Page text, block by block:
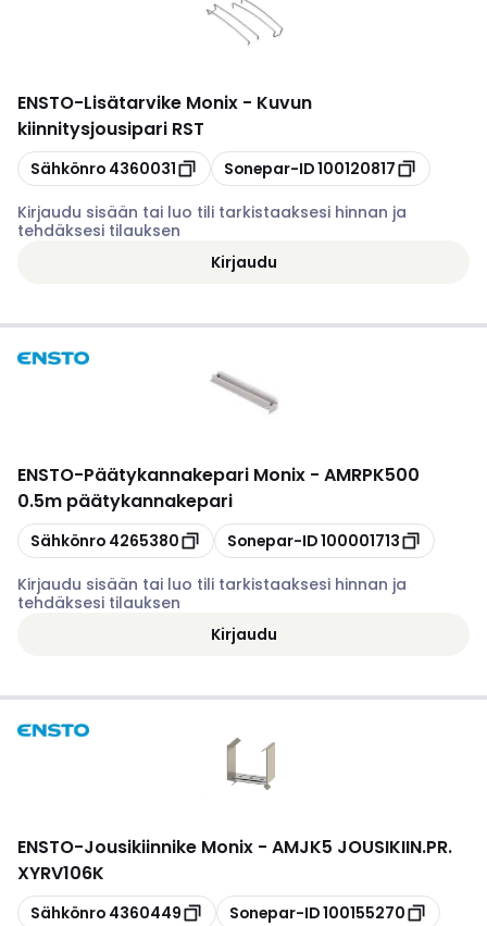
ENSTO-Lisätarvike Monix - Kuvun
kiinnitysjousipari RST
Kopioi
Sähkönro 4360031 Kopioi
Sonepar-ID100120817
Kirjaudu sisään tai luo tili tarkistaaksesi hinnan ja
tehdäksesi tilauksen
Kirjaudu
ENSTO-Päätykannakepari Monix - AMRPK500
0.5m päätykannakepari
Kopioi
Sähkönro 4265380 Kopioi
Sonepar-ID100001713
Kirjaudu sisään tai luo tili tarkistaaksesi hinnan ja
tehdäksesi tilauksen
Kirjaudu
ENSTO-Jousikiinnike Monix - AMJK5 JOUSIKIIN.PR.
XYRV106K
Kopioi
Sähkönro 4360449 Kopioi
Sonepar-ID100155270